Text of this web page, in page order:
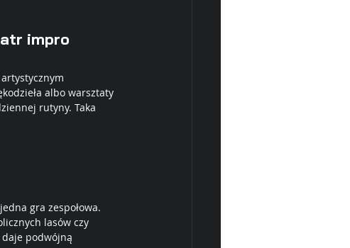
impro
albo warsztaty
rutyny. Taka
gra zespołowa.
lasów czy
podwójną